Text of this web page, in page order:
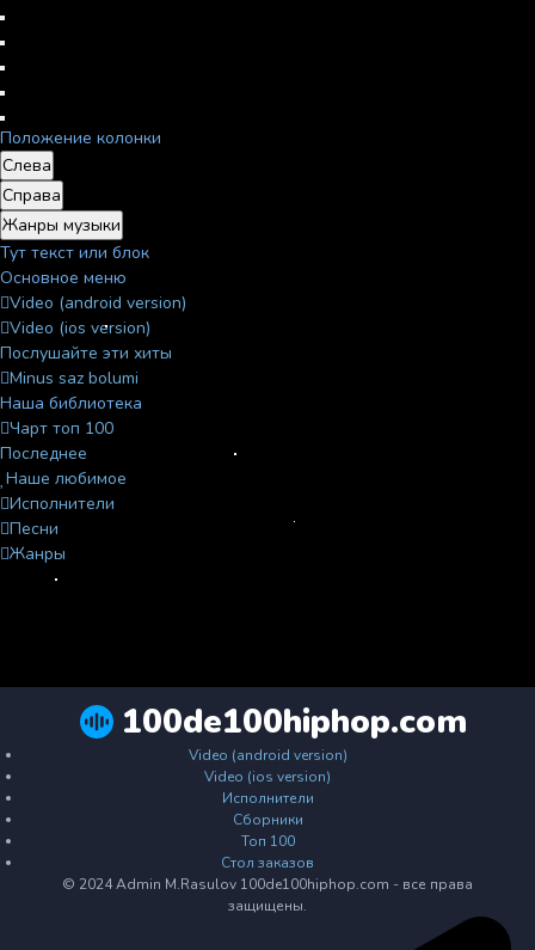
Положение колонки
Слева
Справа
Жанры музыки
Тут текст или блок
Основное меню
Video (android version)
Video (ios version)
Послушайте эти хиты
Minus saz bolumi
Наша библиотека
Чарт топ 100
Последнее
Наше любимое
Исполнители
Песни
Жанры
100de100hiphop.com
Video (android version)
Video (ios version)
Исполнители
Сборники
Топ 100
Стол заказов
© 2024 Admin M.Rasulov 100de100hiphop.com - все права
защищены.